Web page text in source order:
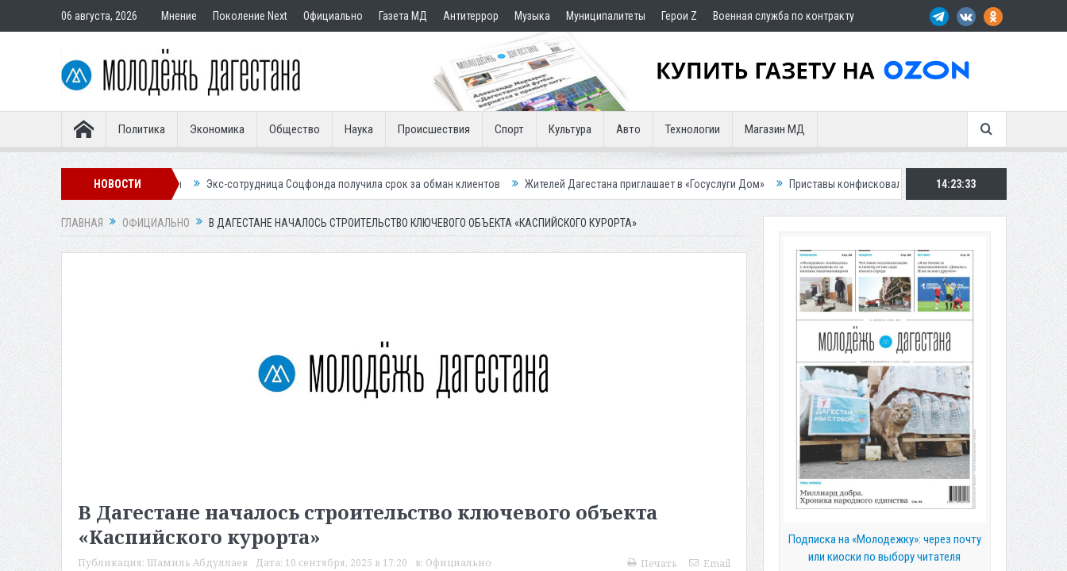
06 августа, 2026 Мнение Поколение Next Официально Газета МД Антитеррор Музыка Муниципалитеты Герои Z Военная служба по контракту
Политика Экономика Общество Наука Происшествия Спорт Культура Авто Технологии Магазин МД
НОВОСТИ
покупателям Экс-сотрудница Соцфонда получила срок за обман клиентов Жителей Дагестана приглашает в «Госуслуги Дом» Приставы конфисковали двух бурых медведей у жителя Дагестана
14:23:34
ГЛАВНАЯ ОФИЦИАЛЬНО В ДАГЕСТАНЕ НАЧАЛОСЬ СТРОИТЕЛЬСТВО КЛЮЧЕВОГО ОБЪЕКТА «КАСПИЙСКОГО КУРОРТА»
В Дагестане началось строительство ключевого объекта
«Каспийского курорта»
Публикация: Шамиль Абдуллаев Дата: 10 сентября, 2025 в 17:20 в: Официально Печать Email
Подписка на «Молодежку»: через почту
или киоски по выбору читателя